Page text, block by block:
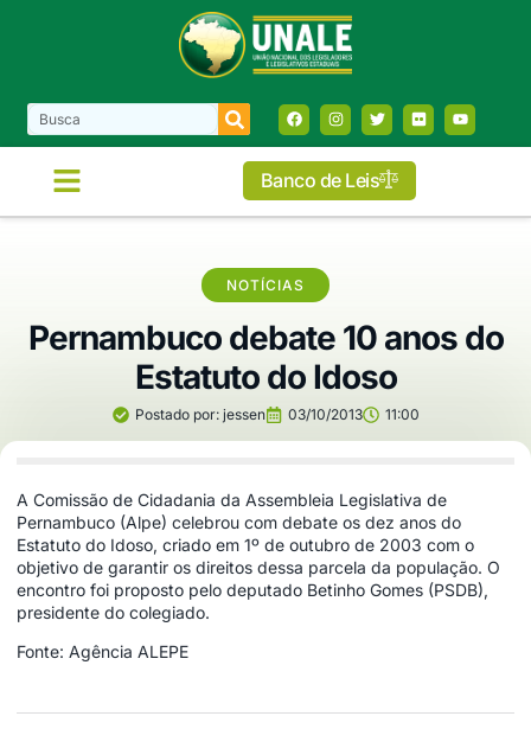
Banco de Leis
NOTÍCIAS
Pernambuco debate 10 anos do
Estatuto do Idoso
Postado por:jessen 03/10/2013 11:00
A Comissão de Cidadania da Assembleia Legislativa de
Pernambuco (Alpe) celebrou com debate os dez anos do
Estatuto do Idoso, criado em 1º de outubro de 2003 com o
objetivo de garantir os direitos dessa parcela da população. O
encontro foi proposto pelo deputado Betinho Gomes (PSDB),
presidente do colegiado.
Fonte: Agência ALEPE